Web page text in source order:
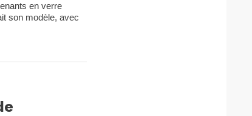
en verre
son modèle, avec